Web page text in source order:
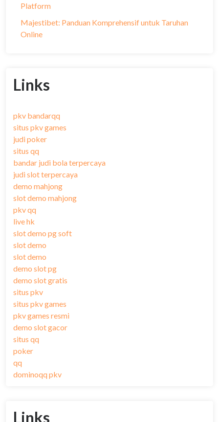
Platform
Majestibet: Panduan Komprehensif untuk Taruhan
Online
Links
pkv bandarqq
situs pkv games
judi poker
situs qq
bandar judi bola terpercaya
judi slot terpercaya
demo mahjong
slot demo mahjong
pkv qq
live hk
slot demo pg soft
slot demo
slot demo
demo slot pg
demo slot gratis
situs pkv
situs pkv games
pkv games resmi
demo slot gacor
situs qq
poker
qq
dominoqq pkv
Links